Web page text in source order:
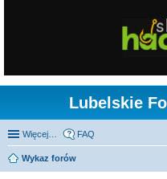
Lubelskie
Więcej… FAQ
Wykaz forów